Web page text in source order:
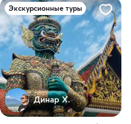
Экскурсионные туры
Динар Х.